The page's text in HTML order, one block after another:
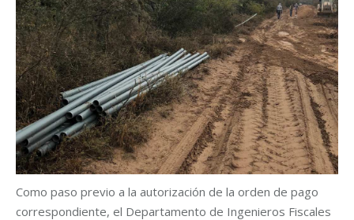
Como paso previo a la autorización de la orden de pago
correspondiente, el Departamento de Ingenieros Fiscales